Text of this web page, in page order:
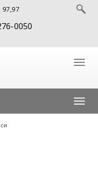
97,97
0050